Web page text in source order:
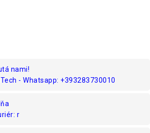
nami!
- Whatsapp: +393283730010
r